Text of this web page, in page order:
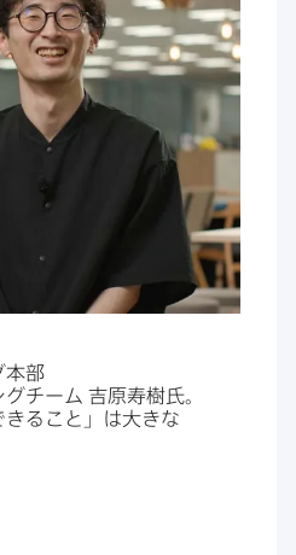
本部
グチーム 吉原寿樹氏。​
る​こと」は​大きな​